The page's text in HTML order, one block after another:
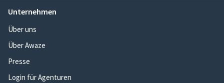
Unternehmen
Über uns
Über Awaze
Presse
Login für Agenturen